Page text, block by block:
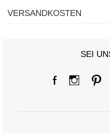
VERSANDKOSTEN
SEI